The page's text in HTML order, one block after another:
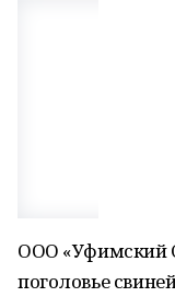
ООО «Уфимский
поголовье